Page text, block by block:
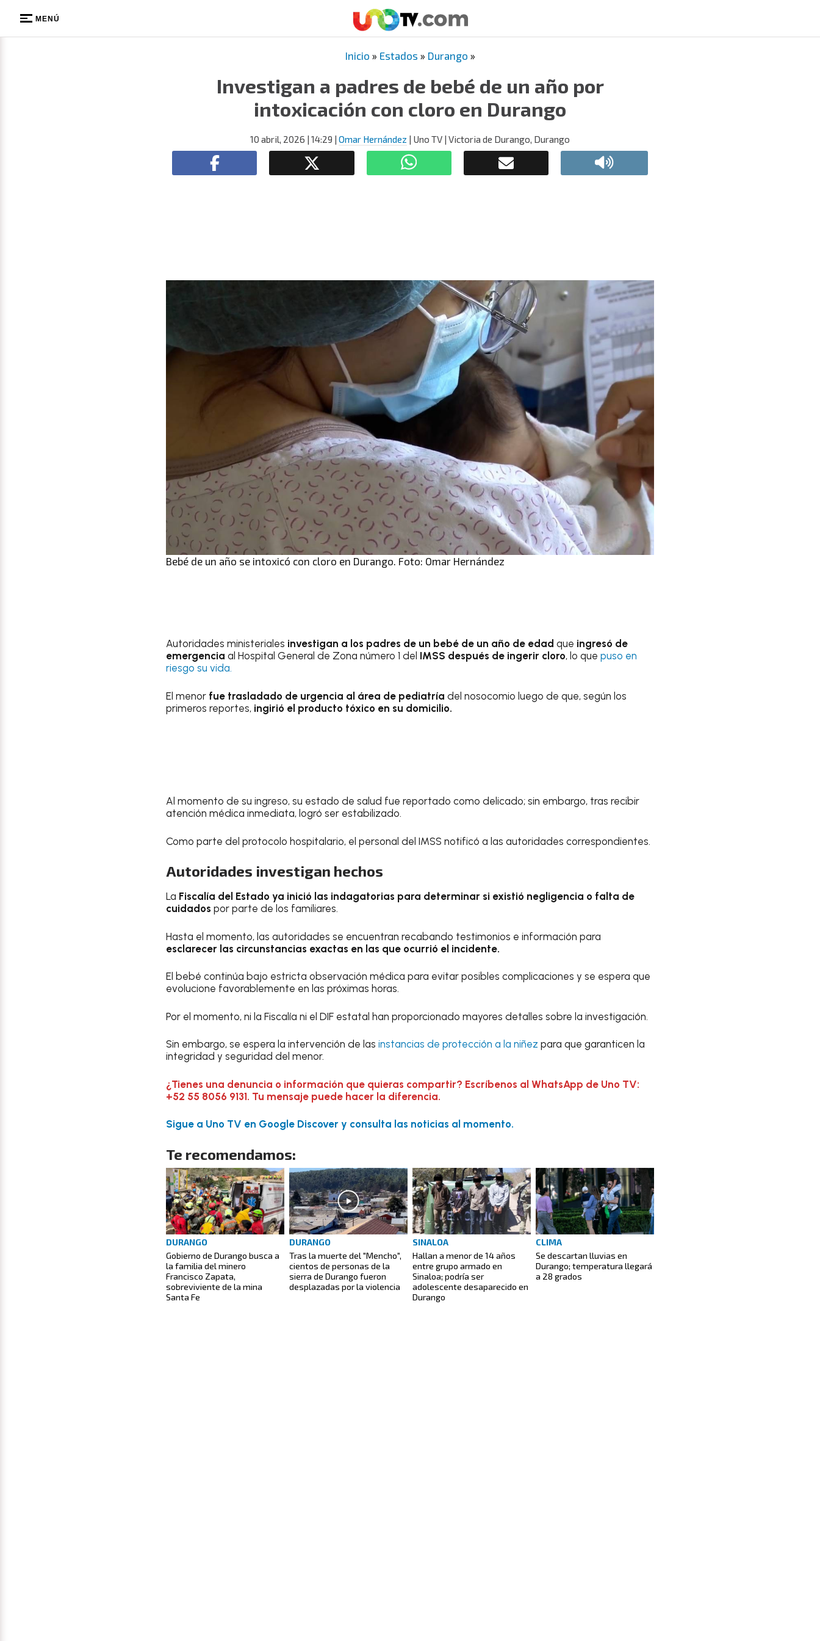
MENÚ
Inicio » Estados » Durango »
Investigan a padres de bebé de un año por
intoxicación con cloro en Durango
10 abril, 2026 | 14:29 | Omar Hernández | Uno TV | Victoria de Durango, Durango
Bebé de un año se intoxicó con cloro en Durango. Foto: Omar Hernández
Autoridades ministeriales investigan a los padres de un bebé de un año de edad que ingresó de
emergencia al Hospital General de Zona número 1 del IMSS después de ingerir cloro, lo que puso en
riesgo su vida.
El menor fue trasladado de urgencia al área de pediatría del nosocomio luego de que, según los
primeros reportes, ingirió el producto tóxico en su domicilio.
Al momento de su ingreso, su estado de salud fue reportado como delicado; sin embargo, tras recibir
atención médica inmediata, logró ser estabilizado.
Como parte del protocolo hospitalario, el personal del IMSS notificó a las autoridades correspondientes.
Autoridades investigan hechos
La Fiscalía del Estado ya inició las indagatorias para determinar si existió negligencia o falta de
cuidados por parte de los familiares.
Hasta el momento, las autoridades se encuentran recabando testimonios e información para
esclarecer las circunstancias exactas en las que ocurrió el incidente.
El bebé continúa bajo estricta observación médica para evitar posibles complicaciones y se espera que
evolucione favorablemente en las próximas horas.
Por el momento, ni la Fiscalía ni el DIF estatal han proporcionado mayores detalles sobre la investigación.
Sin embargo, se espera la intervención de las instancias de protección a la niñez para que garanticen la
integridad y seguridad del menor.
¿Tienes una denuncia o información que quieras compartir? Escríbenos al WhatsApp de Uno TV:
+52 55 8056 9131. Tu mensaje puede hacer la diferencia.
Sigue a Uno TV en Google Discover y consulta las noticias al momento.
Te recomendamos:
DURANGO
Gobierno de Durango busca a
la familia del minero
Francisco Zapata,
sobreviviente de la mina
Santa Fe
DURANGO
Tras la muerte del "Mencho",
cientos de personas de la
sierra de Durango fueron
desplazadas por la violencia
SINALOA
Hallan a menor de 14 años
entre grupo armado en
Sinaloa; podría ser
adolescente desaparecido en
Durango
CLIMA
Se descartan lluvias en
Durango; temperatura llegará
a 28 grados